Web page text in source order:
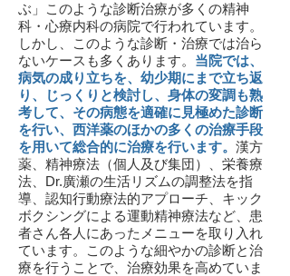
ぶ」このような診断治療が多くの精神
科・心療内科の病院で行われています。
しかし、このような診断・治療では治ら
ないケースも多くあります。 当院では、
病気の成り立ちを、幼少期にまで立ち返
り、じっくりと検討し、身体の変調も熟
考して、その病態を適確に見極めた診断
を行い、西洋薬のほかの多くの治療手段
を用いて総合的に治療を行います。 漢方
薬、精神療法（個人及び集団）、栄養療
法、Dr.廣瀬の生活リズムの調整法を指
導、認知行動療法的アプローチ、キック
ボクシングによる運動精神療法など、患
者さん各人にあったメニューを取り入れ
ています。このような細やかの診断と治
療を行うことで、治療効果を高めていま